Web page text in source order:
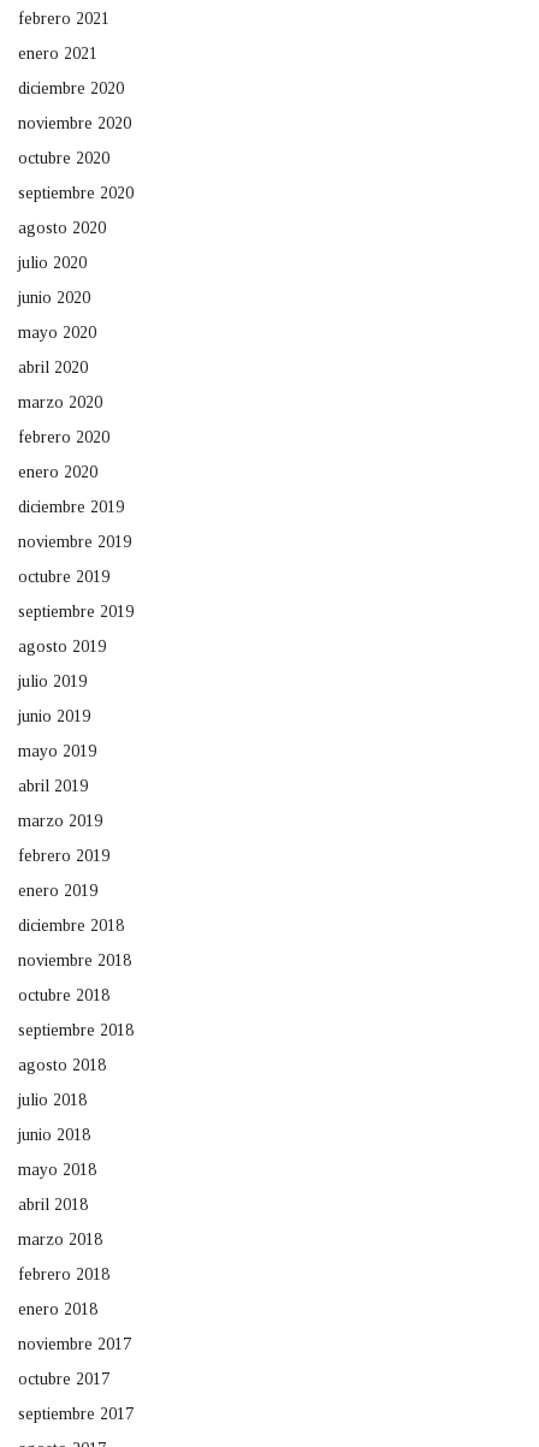
febrero 2021
enero 2021
diciembre 2020
noviembre 2020
octubre 2020
septiembre 2020
agosto 2020
julio 2020
junio 2020
mayo 2020
abril 2020
marzo 2020
febrero 2020
enero 2020
diciembre 2019
noviembre 2019
octubre 2019
septiembre 2019
agosto 2019
julio 2019
junio 2019
mayo 2019
abril 2019
marzo 2019
febrero 2019
enero 2019
diciembre 2018
noviembre 2018
octubre 2018
septiembre 2018
agosto 2018
julio 2018
junio 2018
mayo 2018
abril 2018
marzo 2018
febrero 2018
enero 2018
noviembre 2017
octubre 2017
septiembre 2017